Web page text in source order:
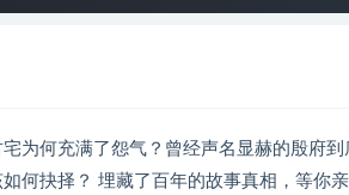
为何充满了怨气？曾经声名显赫的殷府
何抉择？ 埋藏了百年的故事真相，等你亲